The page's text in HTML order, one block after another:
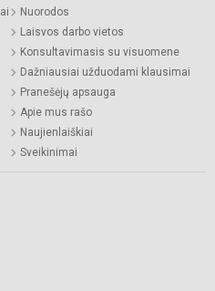
Nuorodos
Laisvos darbo vietos
Konsultavimasis su visuomene
Dažniausiai užduodami klausimai
Pranešėjų apsauga
Apie mus rašo
Naujienlaiškiai
Sveikinimai